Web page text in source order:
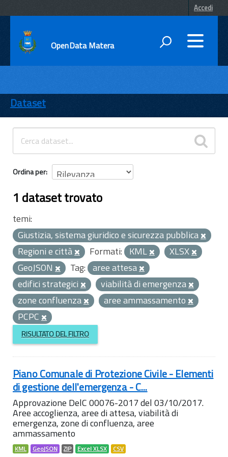
Accedi
OpenData Matera
ENTI
TEMI
INFORMAZIONI
Dataset
Ordina per
1 dataset trovato
temi:
Giustizia, sistema giuridico e sicurezza pubblica
Regioni e città
Formati: KML
XLSX
GeoJSON
Tag: aree attesa
edifici strategici
viabilità di emergenza
zone confluenza
aree ammassamento
PCPC
RISULTATO DEL FILTRO
Piano Comunale di Protezione Civile - Elementi
di gestione dell'emergenza - C...
Approvazione DelC 00076-2017 del 03/10/2017.
Aree accoglienza, aree di attesa, viabilità di
emergenza, zone di confluenza, aree
ammassamento
KML GeoJSON ZIP Excel XLSX CSV